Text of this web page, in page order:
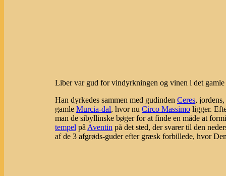
Liber var gud for vindyrkningen og vinen i det
Han dyrkedes sammen med gudinden Ceres,
gamle Murcia-dal, hvor nu Circo Massimo ligger.
man de sibyllinske bøger for at finde en måde at
tempel på Aventin på det sted, der svarer til den
af de 3 afgrøds-guder efter græsk forbillede, hvor